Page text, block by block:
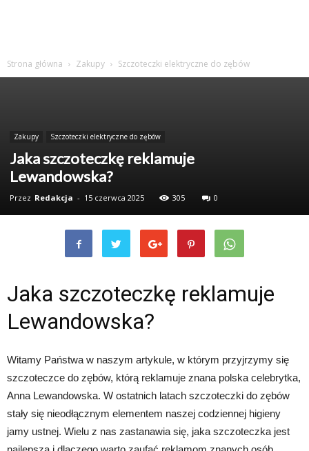
Strona główna Zakupy Szczoteczki elektryczne do zębów
Zakupy Szczoteczki elektryczne do zębów
Jaka szczoteczkę reklamuje
Lewandowska?
Przez Redakcja - 15 czerwca 2025 305 0
Jaka szczoteczkę reklamuje
Lewandowska?
Witamy Państwa w naszym artykule, w którym przyjrzymy się
szczoteczce do zębów, którą reklamuje znana polska celebrytka,
Anna Lewandowska. W ostatnich latach szczoteczki do zębów
stały się nieodłącznym elementem naszej codziennej higieny
jamy ustnej. Wielu z nas zastanawia się, jaka szczoteczka jest